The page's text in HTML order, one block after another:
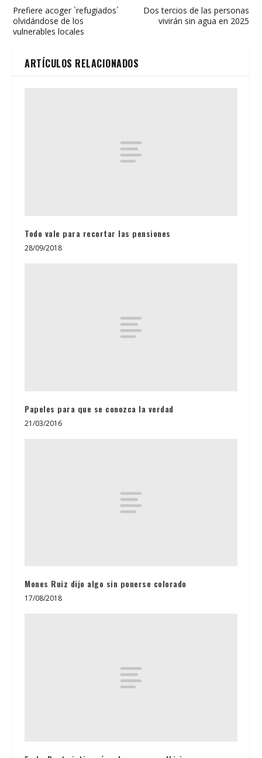
Prefiere acoger `refugiados´
olvidándose de los
vulnerables locales
Dos tercios de las personas
vivirán sin agua en 2025
ARTÍCULOS RELACIONADOS
Todo vale para recortar las pensiones
28/09/2018
Papeles para que se conozca la verdad
21/03/2016
Mones Ruiz dijo algo sin ponerse colorado
17/08/2018